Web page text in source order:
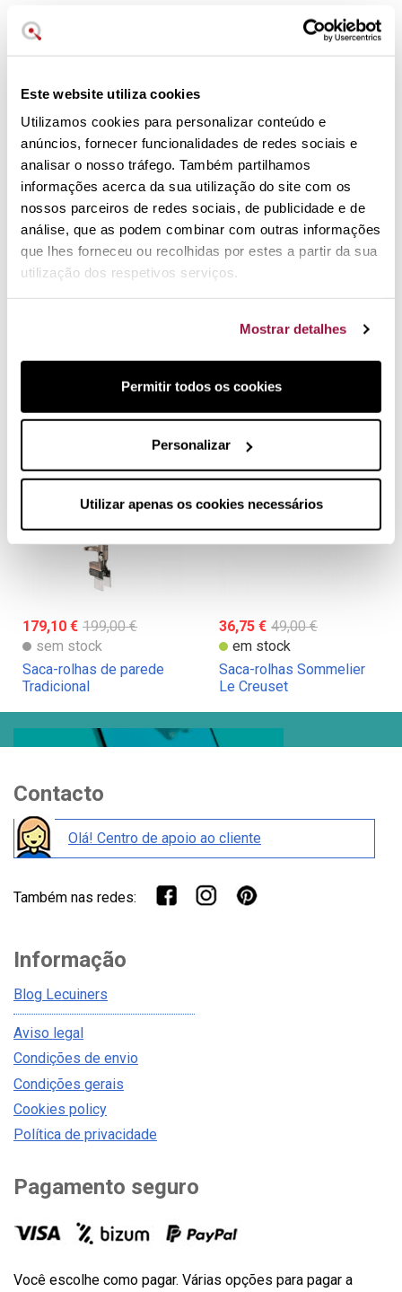
Este website utiliza cookies
Utilizamos cookies para personalizar conteúdo e
anúncios, fornecer funcionalidades de redes sociais e
analisar o nosso tráfego. Também partilhamos
informações acerca da sua utilização do site com os
nossos parceiros de redes sociais, de publicidade e de
análise, que as podem combinar com outras informações
que lhes forneceu ou recolhidas por estes a partir da sua
utilização dos respetivos serviços.
Mostrar detalhes
Permitir todos os cookies
Personalizar
Utilizar apenas os cookies necessários
esta bebida especial que enriquece constantemente o ritual
à mesa.
sem stock
Manga refrigeradora
sem stock
Saca-rolhas Mocho Lux
179,10 € 199,00 €
sem stock
Saca-rolhas de parede
Tradicional
36,75 € 49,00 €
em stock
Saca-rolhas Sommelier
Le Creuset
Contacto
Olá! Centro de apoio ao cliente
Também nas redes:
Informação
Blog Lecuiners
Aviso legal
Condições de envio
Condições gerais
Cookies policy
Política de privacidade
Pagamento seguro
Você escolhe como pagar. Várias opções para pagar a